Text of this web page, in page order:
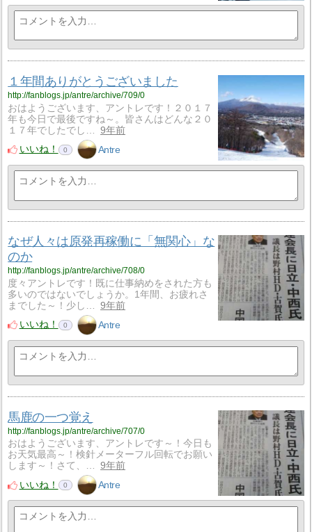
１年間ありがとうございました
http://fanblogs.jp/antre/archive/709/0
おはようございます、アントレです！２０１７
年も今日で最後ですね～。皆さんはどんな２０
１７年でしたでし…
9年前
いいね！
0 Antre
なぜ人々は原発再稼働に「無関心」な
のか
http://fanblogs.jp/antre/archive/708/0
度々アントレです！既に仕事納めをされた方も
多いのではないでしょうか。1年間、お疲れさ
までした～！少し…
9年前
いいね！
0 Antre
馬鹿の一つ覚え
http://fanblogs.jp/antre/archive/707/0
おはようございます、アントレです～！今日も
お天気最高～！検針メーターフル回転でお願い
します～！さて、…
9年前
いいね！
0 Antre